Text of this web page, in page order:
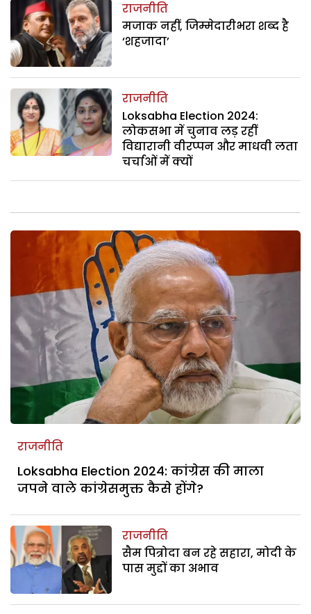
राजनीति
मजाक नहीं, जिम्मेदारीभरा शब्द है
‘शहजादा’
राजनीति
Loksabha Election 2024:
लोकसभा में चुनाव लड़ रहीं
विद्यारानी वीरप्पन और माधवी लता
चर्चाओं में क्यों
राजनीति
Loksabha Election 2024: कांग्रेस की माला
जपने वाले कांग्रेसमुक्त कैसे होंगे?
राजनीति
सैम पित्रोदा बन रहे सहारा, मोदी के
पास मुद्दों का अभाव